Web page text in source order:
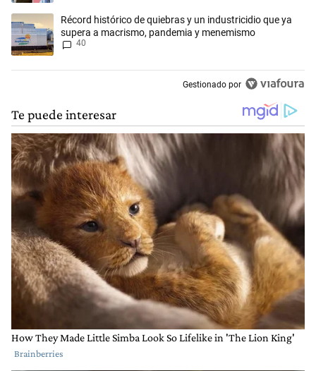
Un artículo de tendencia con el título "Récord histórico de quiebras y
Récord histórico de quiebras y un industricidio que ya
supera a macrismo, pandemia y menemismo
40
Gestionado por